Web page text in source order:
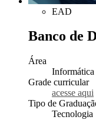
EAD
Banco de
Área
Informática
Grade curricular
acesse aqui
Tipo de
Tecnologia